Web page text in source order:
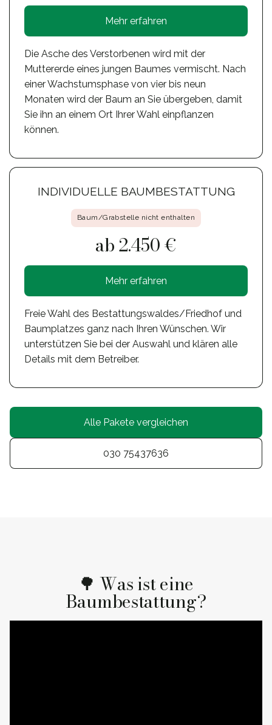
Mehr erfahren
Die Asche des Verstorbenen wird mit der
Muttererde eines jungen Baumes vermischt. Nach
einer Wachstumsphase von vier bis neun
Monaten wird der Baum an Sie übergeben, damit
Sie ihn an einem Ort Ihrer Wahl einpflanzen
können.
INDIVIDUELLE BAUMBESTATTUNG
Baum/Grabstelle nicht enthalten
ab 2.450 €
Mehr erfahren
Freie Wahl des Bestattungswaldes/Friedhof und
Baumplatzes ganz nach Ihren Wünschen. Wir
unterstützen Sie bei der Auswahl und klären alle
Details mit dem Betreiber.
Alle Pakete vergleichen
030 75437636
🌳 Was ist eine
Baumbestattung?